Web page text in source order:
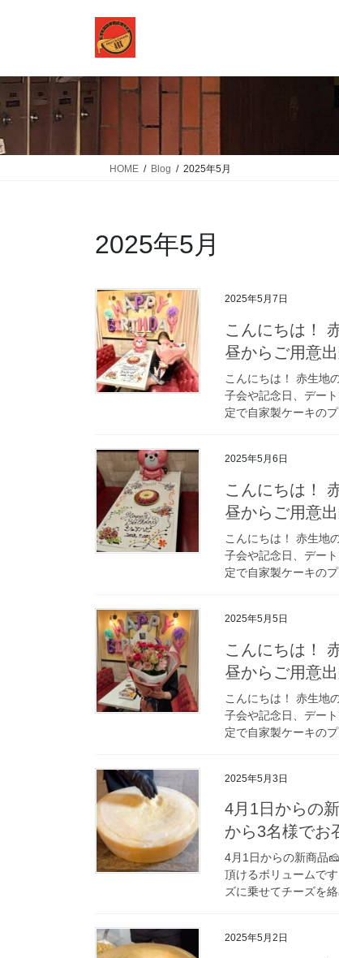
ツ
に
移
動
シ
ョ
ン
に
HOME Blog 2025年5月
2025年5月
2025年5月7日
こんにちは！
昼からご用意出
こんにちは！ 赤生地
子会や記念日、デー
定で自家製ケーキの
2025年5月6日
こんにちは！
昼からご用意出
こんにちは！ 赤生地
子会や記念日、デー
定で自家製ケーキの
2025年5月5日
こんにちは！
昼からご用意出
こんにちは！ 赤生地
子会や記念日、デー
定で自家製ケーキの
2025年5月3日
4月1日からの
から3名様でお
4月1日からの新商品
頂けるボリュームで
ズに乗せてチーズを
2025年5月2日